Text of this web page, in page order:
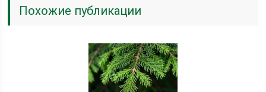
Похожие публикации